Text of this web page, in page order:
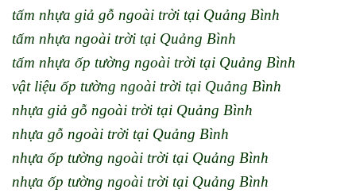
tấm nhựa giả gỗ ngoài trời tại Quảng Bình
tấm nhựa ngoài trời tại Quảng Bình
tấm nhựa ốp tường ngoài trời tại Quảng Bình
vật liệu ốp tường ngoài trời tại Quảng Bình
nhựa giả gỗ ngoài trời tại Quảng Bình
nhựa gỗ ngoài trời tại Quảng Bình
nhựa ốp tường ngoài trời tại Quảng Bình
nhựa ốp tường ngoài trời tại Quảng Bình